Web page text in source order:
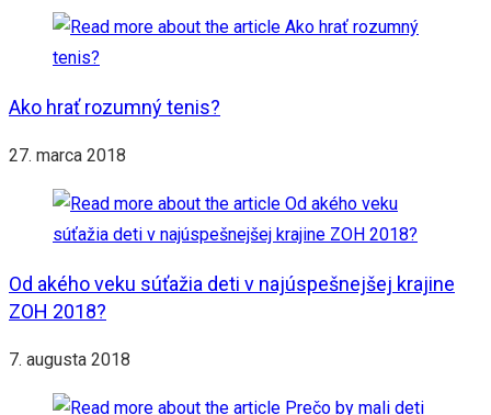
Ako hrať rozumný tenis?
27. marca 2018
Od akého veku súťažia deti v najúspešnejšej krajine
ZOH 2018?
7. augusta 2018